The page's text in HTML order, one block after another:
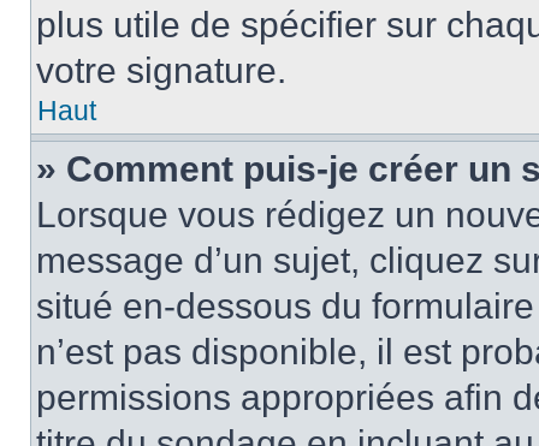
plus utile de spécifier sur
votre signature.
Haut
» Comment puis-je créer un
Lorsque vous rédigez un
message d’un sujet, cliquez
situé en-dessous du
n’est pas disponible, il est
permissions appropriées afin